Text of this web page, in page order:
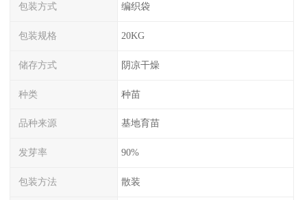
包装方式 编织袋
包装规格 20KG
储存方式 阴凉干燥
种类 种苗
品种来源 基地育苗
发芽率 90%
包装方法 散装